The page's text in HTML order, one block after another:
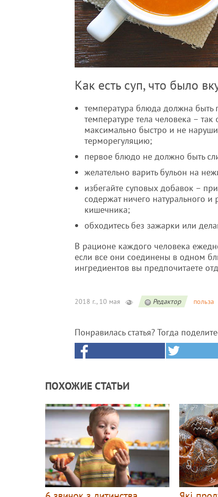
Как есть суп, что было
температура блюда должна быть
температуре тела человека – так
максимально быстро и не
терморегуляцию;
первое блюдо не должно быть
желательно варить бульон на
избегайте суповых добавок –
содержат ничего натурального
кишечника;
обходитесь без зажарки или
В рационе каждого человека
если все они соединены в одном
ингредиентов вы предпочитаете
2018 г., 10 мая Редактор польза
Понравилась статья? Тогда
ПОХОЖИЕ СТАТЬИ